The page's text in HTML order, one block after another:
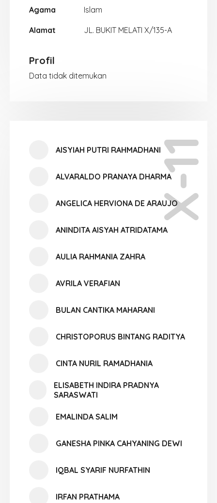
Agama Islam
Alamat JL. BUKIT MELATI X/135-A
Profil
Data tidak ditemukan
X-11
AISYIAH PUTRI RAHMADHANI
ALVARALDO PRANAYA DHARMA
ANGELICA HERVIONA DE ARAUJO
ANINDITA AISYAH ATRIDATAMA
AULIA RAHMANIA ZAHRA
AVRILA VERAFIAN
BULAN CANTIKA MAHARANI
CHRISTOPORUS BINTANG RADITYA
CINTA NURIL RAMADHANIA
ELISABETH INDIRA PRADNYA
SARASWATI
EMALINDA SALIM
GANESHA PINKA CAHYANING DEWI
IQBAL SYARIF NURFATHIN
IRFAN PRATHAMA